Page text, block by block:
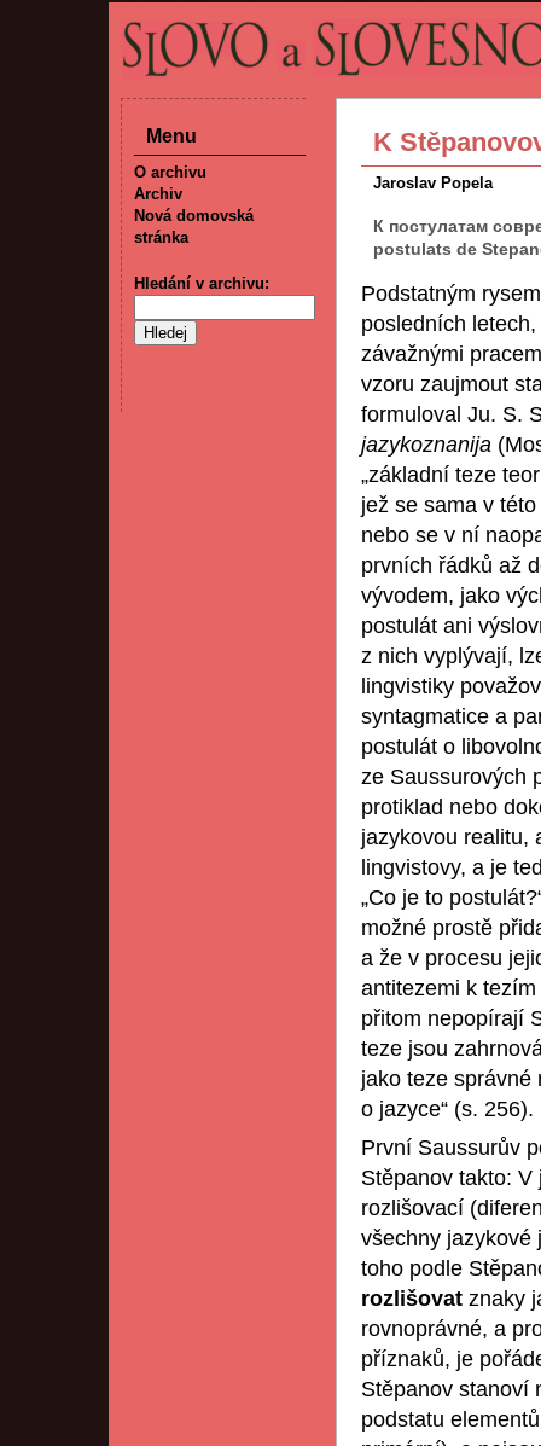
K
Jaroslav Popela
К постулатам
postulats de
Podstatným
posledních
závažnými
vzoru zaujmout
formuloval Ju. S.
jazykoznanija
„základní teze
jež se sama v
nebo se v ní
prvních řádků až
vývodem, jako
postulát ani
z nich vyplývají,
lingvistiky
syntagmatice a
postulát o
ze Saussurových
protiklad nebo
jazykovou realitu,
lingvistovy, a je
„Co je to
možné prostě
a že v procesu
antitezemi k
přitom nepopírají
teze jsou
jako teze správné
o jazyce“ (s. 256).
První Saussurův
Stěpanov takto:
rozlišovací
všechny jazykové
toho podle
rozlišovat znaky
rovnoprávné, a
příznaků, je
Stěpanov stanoví
podstatu
Menu
O archivu
Archiv
Nová domovská
stránka
Hledání v archivu: